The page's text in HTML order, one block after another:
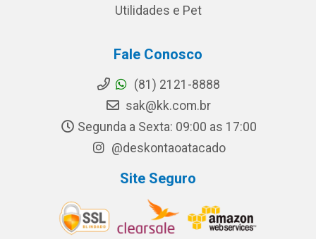
Utilidades e Pet
Fale Conosco
(81) 2121-8888
sak@kk.com.br
Segunda a Sexta: 09:00 as 17:00
@deskontaoatacado
Site Seguro